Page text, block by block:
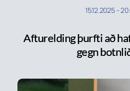
15.12.2025-
Afturelding þurfti að
gegn